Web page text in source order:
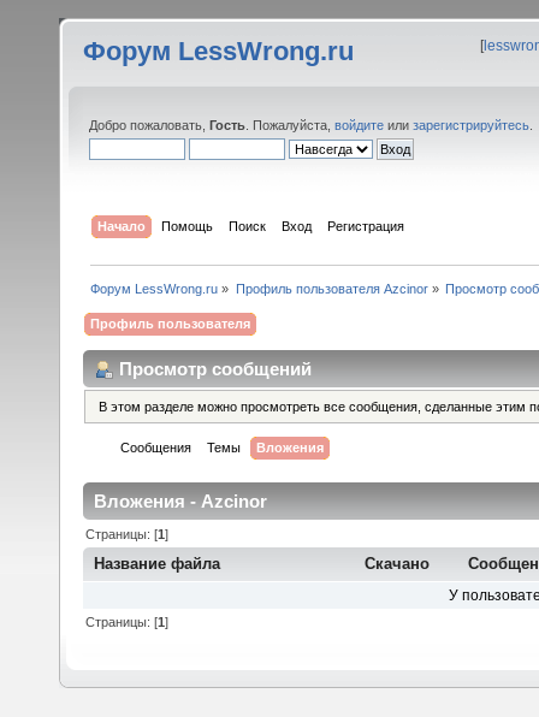
Форум LessWrong.ru [
Добро пожаловать, Гость . Пожалуйста, войдите или зарегистрируйтесь
Начало Помощь Поиск Вход Регистрация
Форум LessWrong.ru » Профиль пользователя Azcinor» Просмотр
Профиль пользователя
Просмотр сообщений
В этом разделе можно просмотреть все сообщения, сделанные этим
Сообщения Темы Вложения
Вложения - Azcinor
Страницы: [1]
Название файла Скачано
У
Страницы: [1]